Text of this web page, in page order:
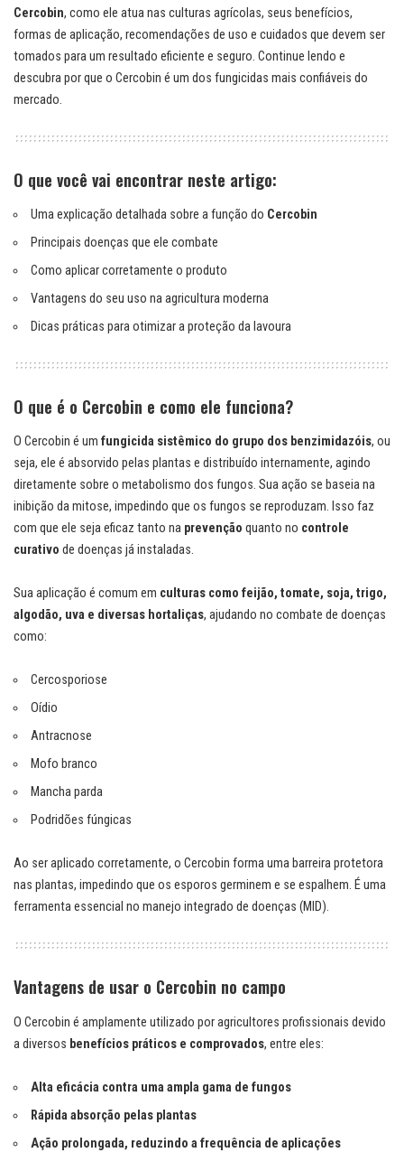
Cercobin, como ele atua nas culturas agrícolas, seus benefícios,
formas de aplicação, recomendações de uso e cuidados que devem ser
tomados para um resultado eficiente e seguro. Continue lendo e
descubra por que o Cercobin é um dos fungicidas mais confiáveis do
mercado.
O que você vai encontrar neste artigo:
Uma explicação detalhada sobre a função do Cercobin
Principais doenças que ele combate
Como aplicar corretamente o produto
Vantagens do seu uso na agricultura moderna
Dicas práticas para otimizar a proteção da lavoura
O que é o Cercobin e como ele funciona?
O Cercobin é um fungicida sistêmico do grupo dos benzimidazóis, ou
seja, ele é absorvido pelas plantas e distribuído internamente, agindo
diretamente sobre o metabolismo dos fungos. Sua ação se baseia na
inibição da mitose, impedindo que os fungos se reproduzam. Isso faz
com que ele seja eficaz tanto na prevenção quanto no controle
curativo de doenças já instaladas.
Sua aplicação é comum em culturas como feijão, tomate, soja, trigo,
algodão, uva e diversas hortaliças, ajudando no combate de doenças
como:
Cercosporiose
Oídio
Antracnose
Mofo branco
Mancha parda
Podridões fúngicas
Ao ser aplicado corretamente, o Cercobin forma uma barreira protetora
nas plantas, impedindo que os esporos germinem e se espalhem. É uma
ferramenta essencial no manejo integrado de doenças (MID).
Vantagens de usar o Cercobin no campo
O Cercobin é amplamente utilizado por agricultores profissionais devido
a diversos benefícios práticos e comprovados, entre eles:
Alta eficácia contra uma ampla gama de fungos
Rápida absorção pelas plantas
Ação prolongada, reduzindo a frequência de aplicações